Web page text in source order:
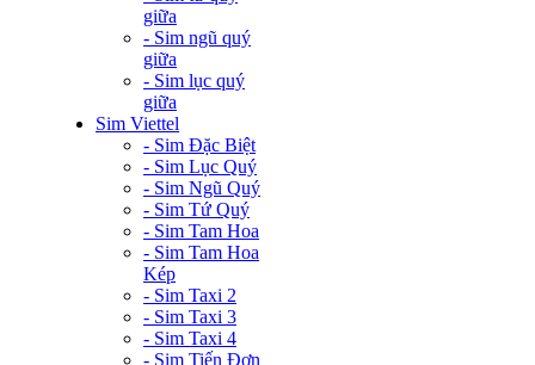
giữa
- Sim ngũ quý
giữa
- Sim lục quý
giữa
Sim Viettel
- Sim Đặc Biệt
- Sim Lục Quý
- Sim Ngũ Quý
- Sim Tứ Quý
- Sim Tam Hoa
- Sim Tam Hoa
Kép
- Sim Taxi 2
- Sim Taxi 3
- Sim Taxi 4
- Sim Tiến Đơn